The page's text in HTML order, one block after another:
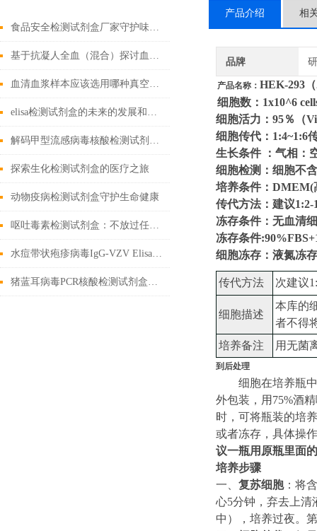
食品安全检测试剂盒厂家守护味蕾的守护者
基于抗凝人全血（混合）探讨血液流变学特性及其影响因素
血清血浆样本应该选用哪种真空采血管收集？
elisa检测试剂盒的未来的发展和优点分享
解码甲型流感病毒核酸检测试剂盒奥秘，精准锁定病毒
探索生化检测试剂盒的医疗之旅
动物疫病检测试剂盒守护生命健康
呕吐毒素检测试剂盒：不放过任何微量毒素隐患
水痘带状疱疹病毒IgG-VZV Elisa检测试剂盒应用全解析
猪蓝耳病毒PCR核酸检测试剂盒基础科普
产品介绍 相
品牌
产品名称： HEK-293
细胞数：1x10^6
细胞活力：95％（
细胞传代：1:4~1:6
生长条件 ：气相：
细胞检测：细胞不
培养条件：DMEM(
传代方法：建议
冻存条件：无血清
冻存条件
细胞冻存：液氮冻存
传代方法 次建议1:
细胞描述
本库的
者不得
培养备注
用无菌
到后处理
细胞在培养瓶
外包装，用 75%酒
时，可将瓶装的培
或者冻存，具体操
议一瓶用原瓶里面
培养步骤
一、 复苏细胞：将
心5分钟，弃去上清
中 ）
，培养过夜。